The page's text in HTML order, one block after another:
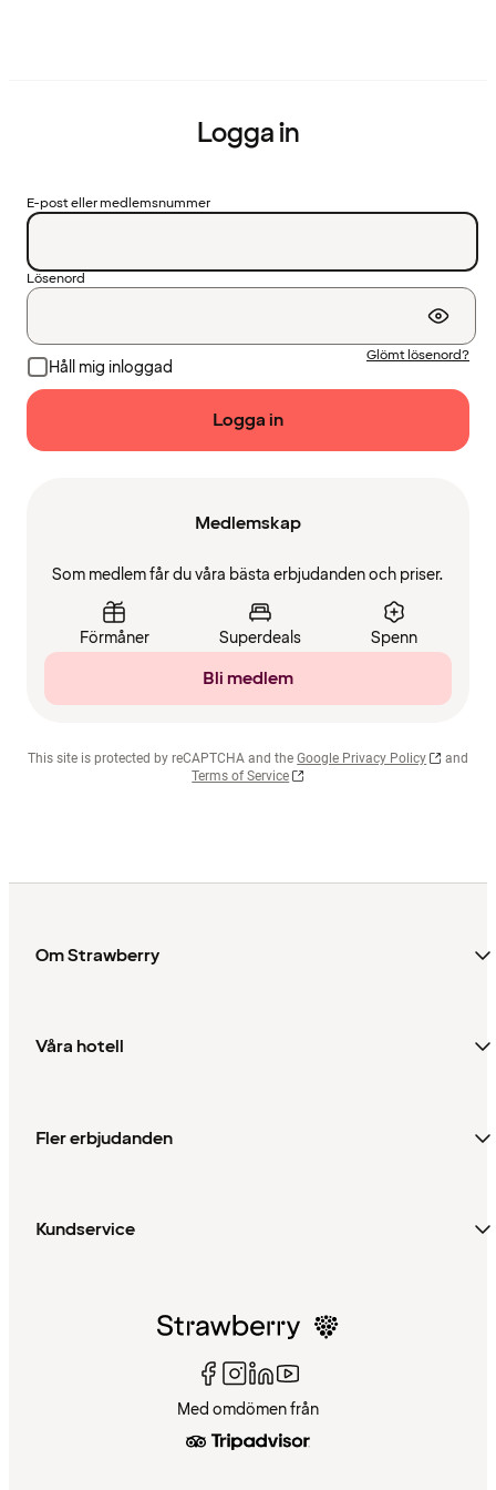
Logga in
E-post eller medlemsnummer
Lösenord
Håll mig inloggad
Glömt lösenord?
Logga in
Medlemskap
Som medlem får du våra bästa erbjudanden och priser.
Förmåner Superdeals Spenn
Bli medlem
This site is protected by reCAPTCHA and the Google Privacy Policy
and
Terms of Service
Om Strawberry
Våra hotell
Fler erbjudanden
Kundservice
Med omdömen från